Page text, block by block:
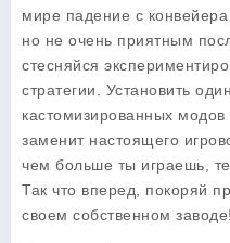
мире падение с
но не очень приятным
стесняйся
стратегии. Установить
кастомизированных
заменит настоящего
чем больше ты играешь,
Так что вперед, покоряй
своем собственном заводе!